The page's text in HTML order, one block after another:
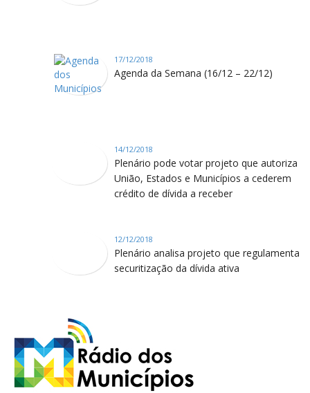
17/12/2018
Agenda da Semana (16/12 – 22/12)
14/12/2018
Plenário pode votar projeto que autoriza
União, Estados e Municípios a cederem
crédito de dívida a receber
12/12/2018
Plenário analisa projeto que regulamenta
securitização da dívida ativa